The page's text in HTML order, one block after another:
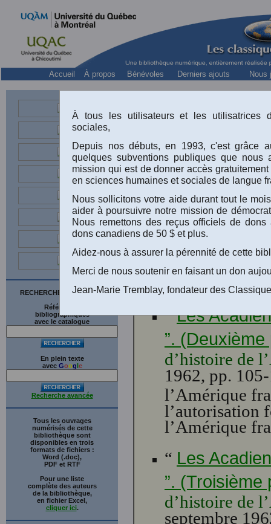
Accueil À propos Bénévoles Derniers ajouts Nous
RECHERCHE SUR LE SITE
Références
bibliographiques
avec le catalogue
En plein texte
avec Google
Recherche avancée
Tous les ouvrages
numérisés de cette
bibliothèque sont
disponibles en trois
formats de fichiers :
Word (.doc),
PDF et RTF
Pour une liste
complète des auteurs
de la bibliothèque,
en fichier Excel,
cliquer ici.
“Les
Louisiane ”.
dans laRevue
no 4, mars
d’histoire de
[Avec
l’Amérique
“Les
”. (Deuxième
d’histoire de
1962, pp.
l’Amérique
l’autorisation
l’Amérique
“ Les
”. (Troisième
d’histoire de
septembre
À tous les utilisateurs et les utilisatrices
sociales,
Depuis nos débuts, en 1993, c'est grâce
quelques subventions publiques que
mission qui est de donner accès
en sciences humaines et sociales de langue
Nous sollicitons votre aide durant tout le
aider à poursuivre notre mission de
Nous remettons des reçus officiels de
dons canadiens de 50 $ et plus.
Aidez-nous à assurer la pérennité de cette
Merci de nous soutenir en faisant un don
Jean-Marie Tremblay, fondateur des